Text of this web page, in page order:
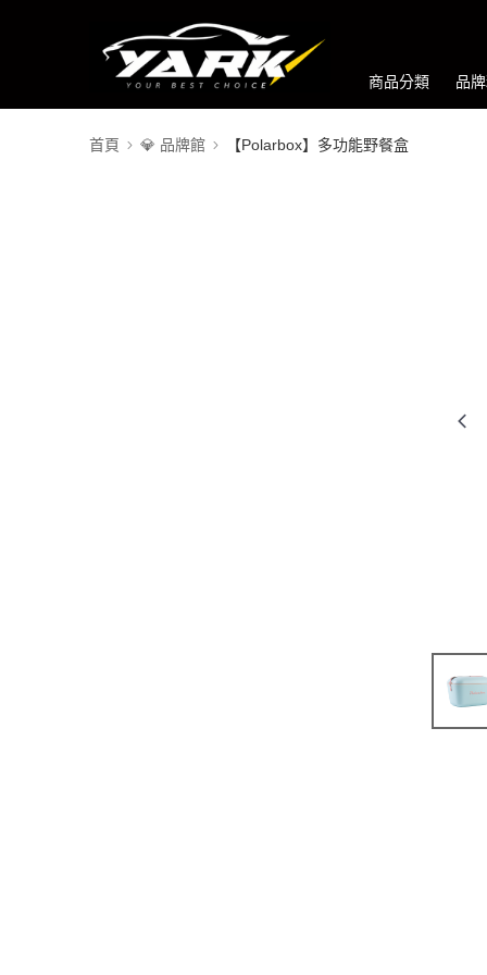
商品分類 品
首頁 💎 品牌館 【Polarbox】多功能野餐盒